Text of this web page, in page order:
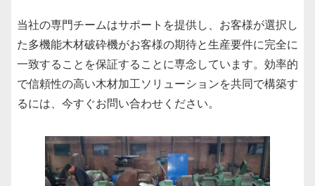
当社の専門チームはサポートを提供し、お客様が選択し
た多機能木材破砕機がお客様の期待と生産要件に完全に
一致することを保証することに専念しています。効率的
で信頼性の高い木材加工ソリューションを共同で構築す
るには、今すぐお問い合わせください。